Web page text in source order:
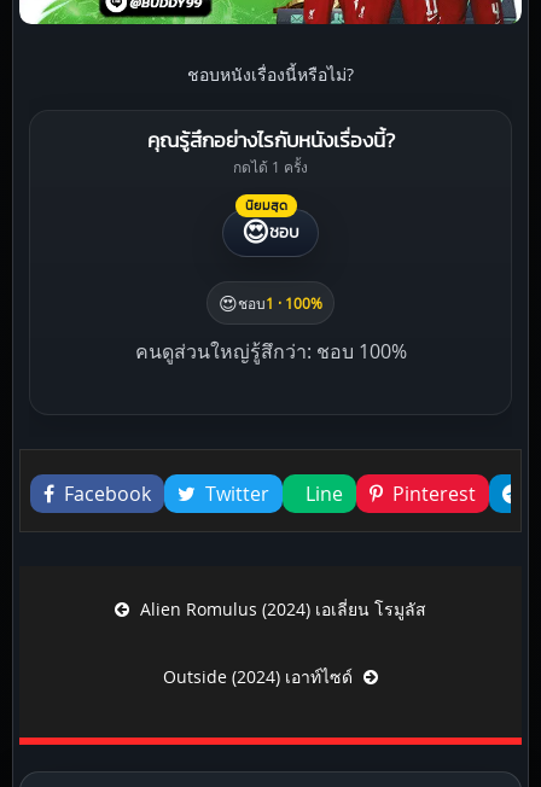
ชอบหนังเรื่องนี้หรือไม่?
คุณรู้สึกอย่างไรกับหนังเรื่องนี้?
กดได้ 1 ครั้ง
นิยมสุด
😍ชอบ
😍ชอบ1 · 100%
คนดูส่วนใหญ่รู้สึกว่า: ชอบ 100%
Liked this
Facebook
Twitter Line Pinterest
Post navigationAlien Romulus (2024) เอเลี่ยน โรมูลัส
Outside (2024) เอาท์ไซด์